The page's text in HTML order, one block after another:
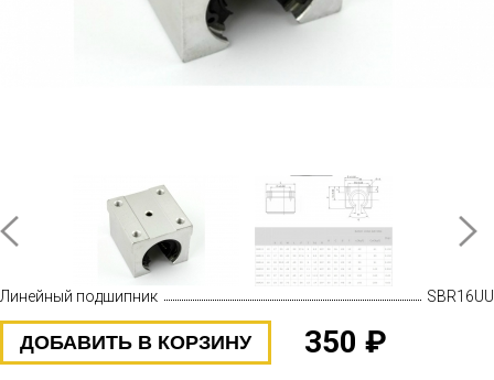
Линейный подшипник SBR16UU
ДОБАВИТЬ В КОРЗИНУ 350 ₽